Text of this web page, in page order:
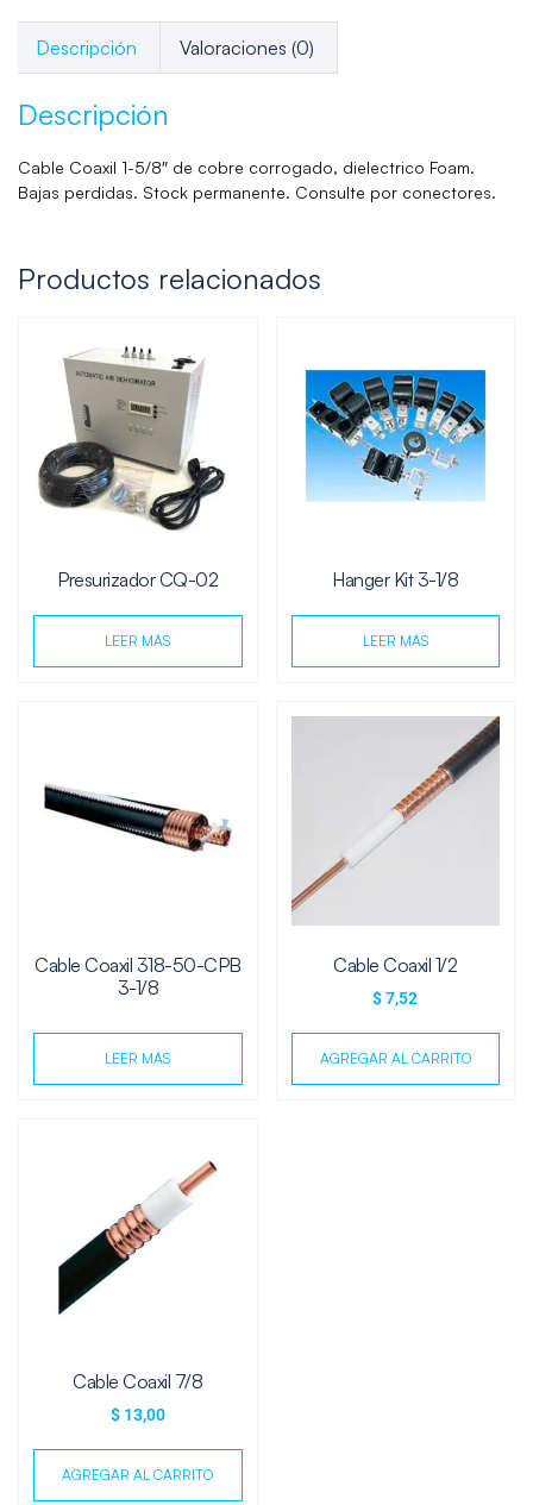
Descripción Valoraciones (0)
Descripción
Cable Coaxil 1-5/8″ de cobre corrogado, dielectrico Foam.
Bajas perdidas. Stock permanente. Consulte por conectores.
Productos relacionados
Presurizador CQ-02
LEER MÁS
Hanger Kit 3-1/8
LEER MÁS
Cable Coaxil 318-50-CPB
3-1/8
LEER MÁS
Cable Coaxil 1/2
$7,52
AGREGAR AL CARRITO
Cable Coaxil 7/8
$13,00
AGREGAR AL CARRITO